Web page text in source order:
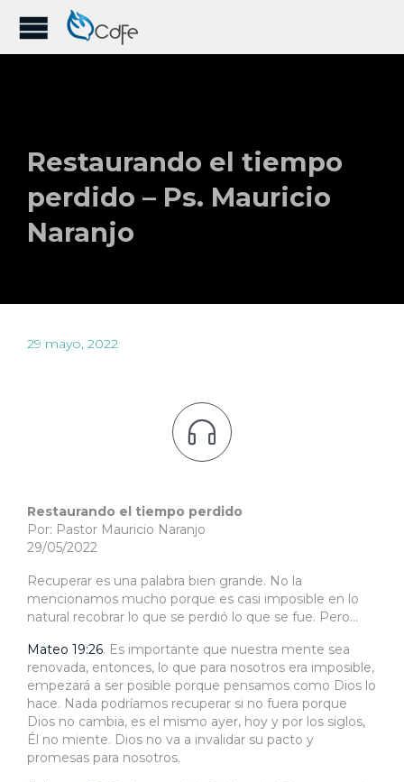
Restaurando el tiempo
perdido – Ps. Mauricio
Naranjo
29 mayo, 2022

Restaurando el tiempo perdido
Por: Pastor Mauricio Naranjo
29/05/2022
Recuperar es una palabra bien grande. No la
mencionamos mucho porque es casi imposible en lo
natural recobrar lo que se perdió lo que se fue. Pero…
Mateo 19:26. Es importante que nuestra mente sea
renovada, entonces, lo que para nosotros era imposible,
empezará a ser posible porque pensamos como Dios lo
hace. Nada podríamos recuperar si no fuera porque
Dios no cambia, es el mismo ayer, hoy y por los siglos,
Él no miente. Dios no va a invalidar su pacto y
promesas para nosotros.